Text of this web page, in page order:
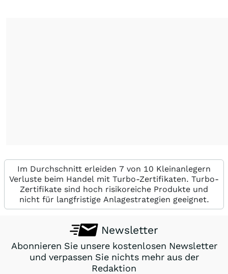
Im Durchschnitt erleiden 7 von 10 Kleinanlegern
Verluste beim Handel mit Turbo-Zertifikaten. Turbo-
Zertifikate sind hoch risikoreiche Produkte und
nicht für langfristige Anlagestrategien geeignet.
Newsletter
Abonnieren Sie unsere kostenlosen Newsletter
und verpassen Sie nichts mehr aus der
Redaktion